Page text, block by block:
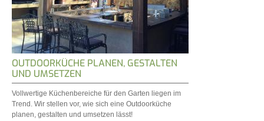
OUTDOORKÜCHE PLANEN, GESTALTEN
UND UMSETZEN
Vollwertige Küchenbereiche für den Garten liegen im
Trend. Wir stellen vor, wie sich eine Outdoorküche
planen, gestalten und umsetzen lässt!